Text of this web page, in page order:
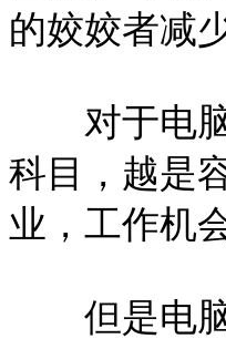
的姣姣者减
对于电脑
科目，越是
业，工作机
但是电脑